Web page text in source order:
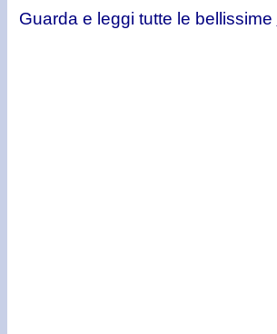
Guarda e leggi tutte le bellissime